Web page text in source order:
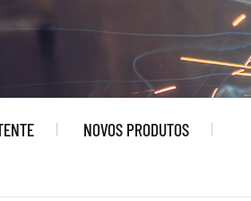
NOVOS PRODUTOS